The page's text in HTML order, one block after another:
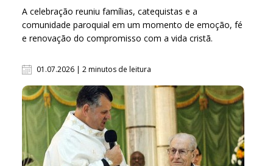
A celebração reuniu famílias, catequistas e a
comunidade paroquial em um momento de emoção, fé
e renovação do compromisso com a vida cristã.
01.07.2026 | 2 minutos de leitura